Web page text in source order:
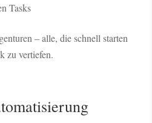
Tasks
– alle, die schnell starten
zu vertiefen.